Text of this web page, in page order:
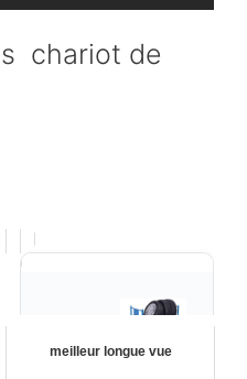
chariot de
meilleur longue vue